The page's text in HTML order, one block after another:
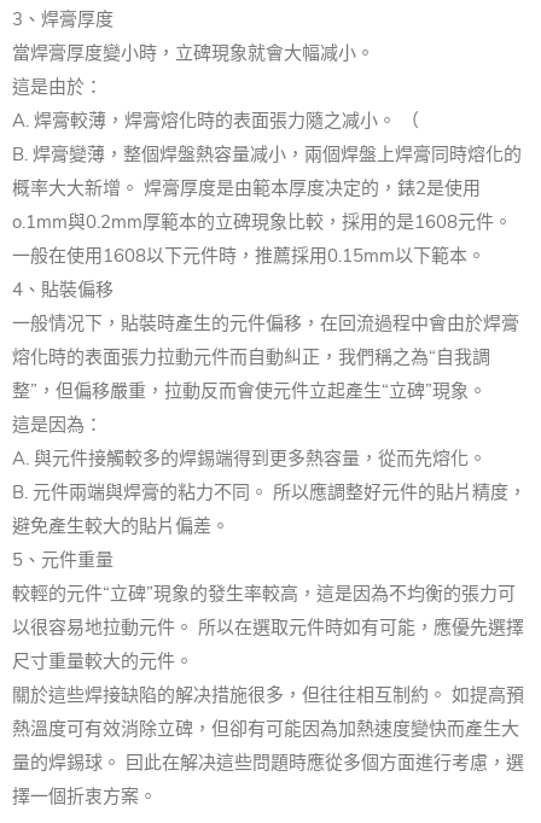
3、焊膏厚度
當焊膏厚度變小時，立碑現象就會大幅减小。
這是由於：
A. 焊膏較薄，焊膏熔化時的表面張力隨之减小。 （
B. 焊膏變薄，整個焊盤熱容量减小，兩個焊盤上焊膏同時熔化的
概率大大新增。 焊膏厚度是由範本厚度决定的，錶2是使用
o.1mm與0.2mm厚範本的立碑現象比較，採用的是1608元件。
一般在使用1608以下元件時，推薦採用0.15mm以下範本。
4、貼裝偏移
一般情况下，貼裝時產生的元件偏移，在回流過程中會由於焊膏
熔化時的表面張力拉動元件而自動糾正，我們稱之為“自我調
整”，但偏移嚴重，拉動反而會使元件立起產生“立碑”現象。
這是因為：
A. 與元件接觸較多的焊錫端得到更多熱容量，從而先熔化。
B. 元件兩端與焊膏的粘力不同。 所以應調整好元件的貼片精度，
避免產生較大的貼片偏差。
5、元件重量
較輕的元件“立碑”現象的發生率較高，這是因為不均衡的張力可
以很容易地拉動元件。 所以在選取元件時如有可能，應優先選擇
尺寸重量較大的元件。
關於這些焊接缺陷的解决措施很多，但往往相互制約。 如提高預
熱溫度可有效消除立碑，但卻有可能因為加熱速度變快而產生大
量的焊錫球。 囙此在解决這些問題時應從多個方面進行考慮，選
擇一個折衷方案。